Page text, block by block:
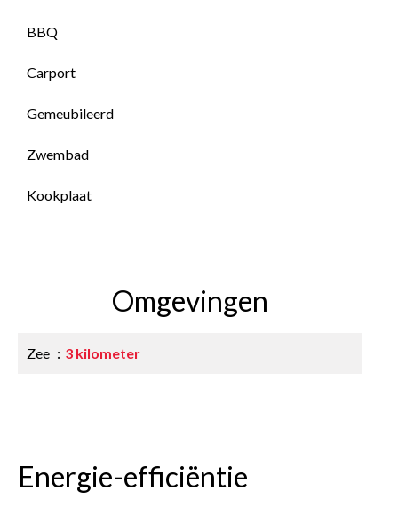
BBQ
Carport
Gemeubileerd
Zwembad
Kookplaat
Omgevingen
Zee 3 kilometer
Energie-efficiëntie